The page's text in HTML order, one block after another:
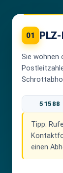
01
Sie wohnen
51588
Tipp:
einen